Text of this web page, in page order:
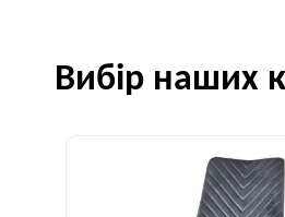
Вибір наших